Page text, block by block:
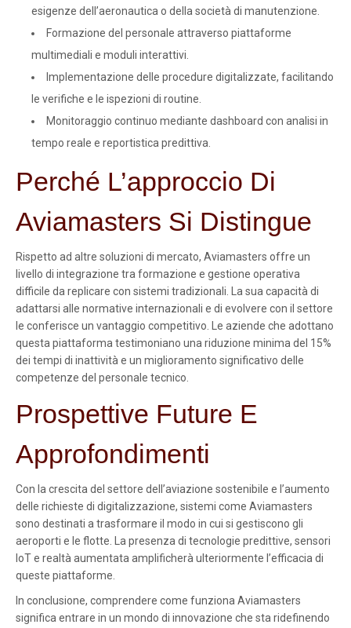
esigenze dell’aeronautica o della società di manutenzione.
Formazione del personale attraverso piattaforme
multimediali e moduli interattivi.
Implementazione delle procedure digitalizzate, facilitando
le verifiche e le ispezioni di routine.
Monitoraggio continuo mediante dashboard con analisi in
tempo reale e reportistica predittiva.
Perché L’approccio Di
Aviamasters Si Distingue
Rispetto ad altre soluzioni di mercato, Aviamasters offre un
livello di integrazione tra formazione e gestione operativa
difficile da replicare con sistemi tradizionali. La sua capacità di
adattarsi alle normative internazionali e di evolvere con il settore
le conferisce un vantaggio competitivo. Le aziende che adottano
questa piattaforma testimoniano una riduzione minima del 15%
dei tempi di inattività e un miglioramento significativo delle
competenze del personale tecnico.
Prospettive Future E
Approfondimenti
Con la crescita del settore dell’aviazione sostenibile e l’aumento
delle richieste di digitalizzazione, sistemi come Aviamasters
sono destinati a trasformare il modo in cui si gestiscono gli
aeroporti e le flotte. La presenza di tecnologie predittive, sensori
IoT e realtà aumentata amplificherà ulteriormente l’efficacia di
queste piattaforme.
In conclusione, comprendere come funziona Aviamasters
significa entrare in un mondo di innovazione che sta ridefinendo